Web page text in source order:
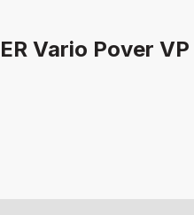
Vario Pover